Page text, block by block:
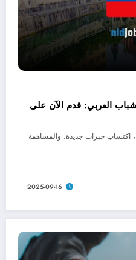
العربي: قدم الآن على
خبرات جديدة، والمساهمة
2025-09-16